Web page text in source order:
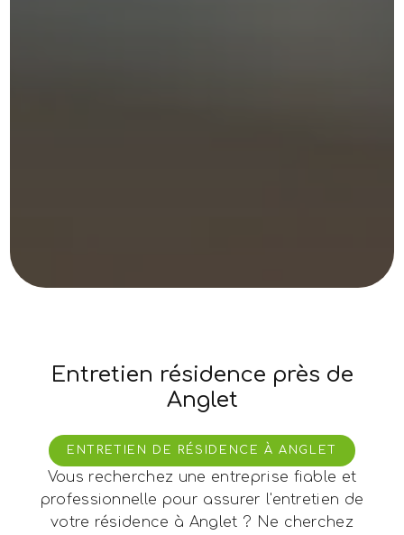
Entretien résidence près de
Anglet
ENTRETIEN DE RÉSIDENCE À ANGLET
Vous recherchez une entreprise fiable et
professionnelle pour assurer l'entretien de
votre résidence à Anglet ? Ne cherchez